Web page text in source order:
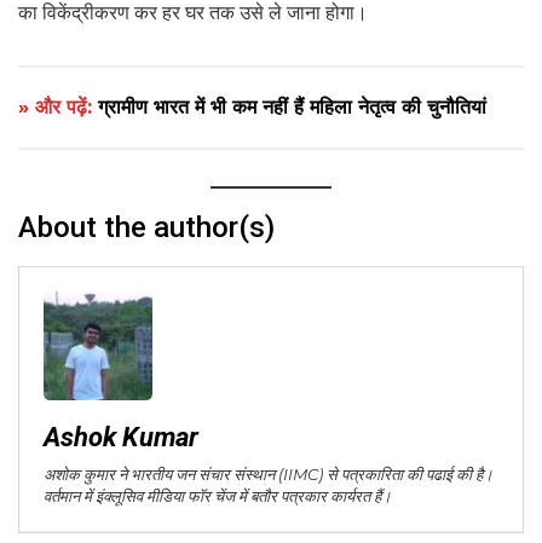
का विकेंद्रीकरण कर हर घर तक उसे ले जाना होगा।
» और पढ़ें:ग्रामीण भारत में भी कम नहीं हैं महिला नेतृत्व की चुनौतियां
About the author(s)
Ashok Kumar
अशोक कुमार ने भारतीय जन संचार संस्थान (IIMC) से पत्रकारिता की पढाई की है।
वर्तमान में इंक्लूसिव मीडिया फॉर चेंज में बतौर पत्रकार कार्यरत हैं।